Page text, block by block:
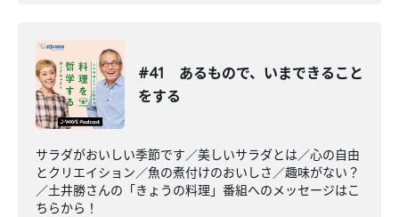
#41 あるもので、いまできること
をする
サラダがおいしい季節です／美しいサラダとは／心の自由
とクリエイション／魚の煮付けのおいしさ／趣味がない？
／土井勝さんの「きょうの料理」番組へのメッセージはこ
ちらから！